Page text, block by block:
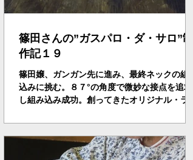
篠田さんの”ガスパロ・ダ・サロ”制
作記１９
篠田嬢、ガンガン先に進み、最終ネックの組み
込みに挑む。８７°の角度で微妙な接点を追求
し組み込み成功。創ってきたオリジナル・ラベ
た。来週から最後の楽しみ、ニス塗が始まる。